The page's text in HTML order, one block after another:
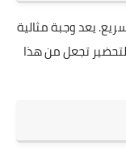
يعد وجبة مثالية
تجعل من هذا